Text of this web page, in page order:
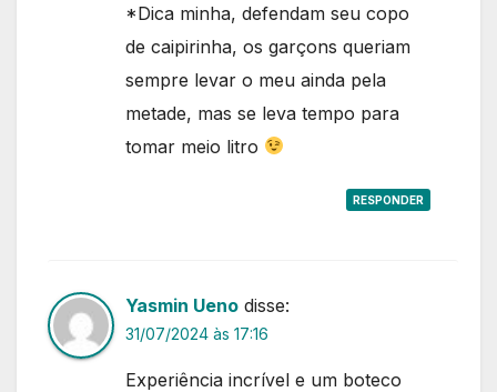
*Dica minha, defendam seu copo
de caipirinha, os garçons queriam
sempre levar o meu ainda pela
metade, mas se leva tempo para
tomar meio litro
RESPONDER
Yasmin Ueno disse:
31/07/2024 às 17:16
Experiência incrível e um boteco